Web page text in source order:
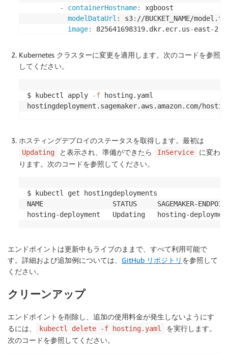
-
containerHostname:
xgboost
modelDataUrl : s3: //BUCKET_NAME/
image: 825641698319.dkr.ecr.us-east-
Kubernetes クラスターに変更を適用します。次のコードを参照
してください。
$ kubectl apply -f hosting.yaml
hostingdeployment.sagemaker.aws.amazon.com/
ホスティングデプロイのステータスを取得します。最初は
Updating と表示され、準備ができたら InService
に変わ
ります。次のコードを参照してください。
$ kubectl get hostingdeployments
NAME                 STATUS     SAGEMAKER-
hosting-deployment   Updating   hosting-deployment-
エンドポイントは更新中もライブのままで、すべて利用可能で
す。詳細および追加例については、 GitHub リポジトリ を参照して
ください。
クリーンアップ
エンドポイントを削除し、追加の使用料金が発生しないようにす
るには、
kubectl delete -f hosting.yaml
を実行します。
次のコードを参照してください。